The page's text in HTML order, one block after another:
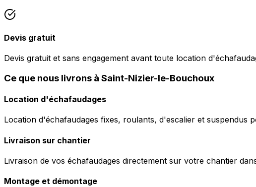
Devis gratuit
Devis gratuit et sans engagement avant toute location
Ce que nous livrons à Saint-Nizier-le-Bouchoux
Location d'échafaudages
Location d'échafaudages fixes, roulants, d'escalier et
Livraison sur chantier
Livraison de vos échafaudages directement sur votre chantier
Montage et démontage